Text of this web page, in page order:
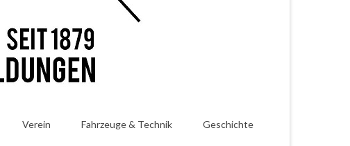
Verein Fahrzeuge & Technik Geschichte